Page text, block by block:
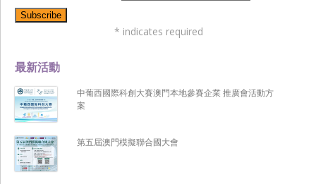
最新活動
中葡西國際科創大賽澳門本地參賽企業 推廣會活動方
案
第五屆澳門模擬聯合國大會
* indicates required